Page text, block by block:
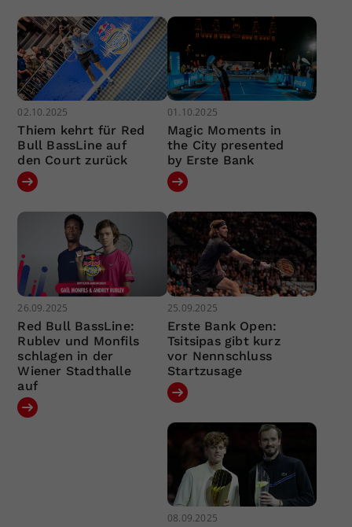
02.10.2025
Thiem kehrt für Red
Bull BassLine auf
den Court zurück
01.10.2025
Magic Moments in
the City presented
by Erste Bank
26.09.2025
Red Bull BassLine:
Rublev und Monfils
schlagen in der
Wiener Stadthalle
auf
25.09.2025
Erste Bank Open:
Tsitsipas gibt kurz
vor Nennschluss
Startzusage
08.09.2025